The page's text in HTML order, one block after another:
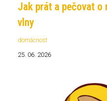
Jak prát a pečovat o
vlny
domácnost
25. 06. 2026